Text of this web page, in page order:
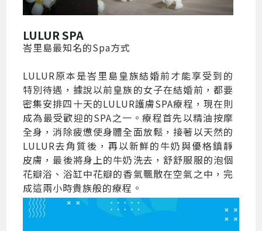
LULUR SPA
峇里島最知名的Spa方式
LULUR原本是峇里島皇族結婚前才能享受到的
特別待遇，據說以前皇族的女子在結婚前，都要
密集安排四十天的LULUR護膚SPA療程，現在則
成為最受歡迎的SPA之一。療程首先以精油按摩
全身，消除疲憊使身體全面放鬆，接著以天然的
LULUR去角質後，再以新鮮的牛奶與優格鎮靜
皮膚，最後將身上的牛奶洗去，舒舒服服的泡個
花瓣浴、浴缸中花瓣的香氣飄散在空氣之中，完
成這兩小時貴族般的療程。